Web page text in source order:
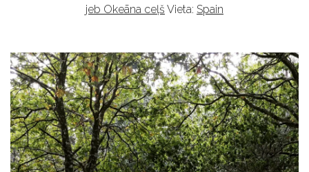
jeb Okeāna ceļš Vieta: Spain